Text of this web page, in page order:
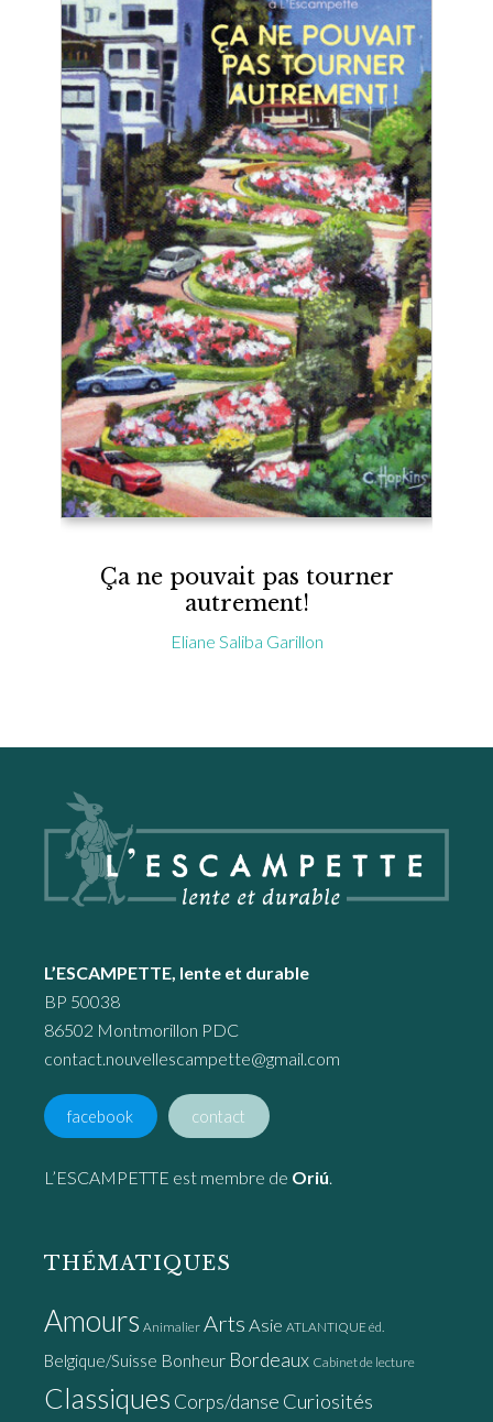
Ça ne pouvait pas tourner
autrement!
Eliane Saliba Garillon
L’ESCAMPETTE, lente et durable
BP 50038
86502 Montmorillon PDC
contact.nouvellescampette@gmail.com
facebook contact
L’ESCAMPETTE est membre de Oriú
THÉMATIQUES
Amours Animalier Arts Asie ATLANTIQUE éd.
Belgique/Suisse Bonheur Bordeaux Cabinet de lecture
Classiques Corps/danse Curiosités